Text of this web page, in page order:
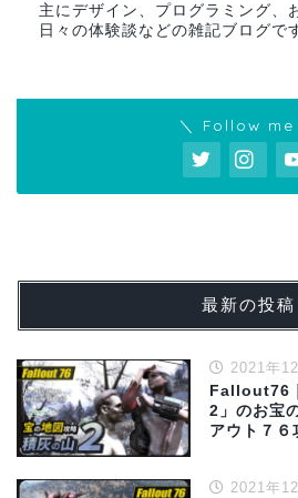
主にデザイン、プログラミング、
日々の体験談などの雑記ブログで
＼ Follow me
最新の投稿
2021年
Fallout76
2」のお宝
アウト７６
2021年